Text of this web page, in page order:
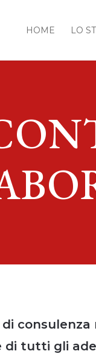
HOME LO
tutti gli